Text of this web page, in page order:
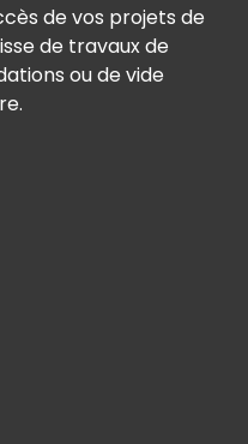
de vos projets de
de travaux de
ou de vide